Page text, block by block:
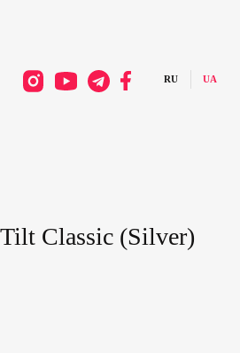
Classic (Silver)